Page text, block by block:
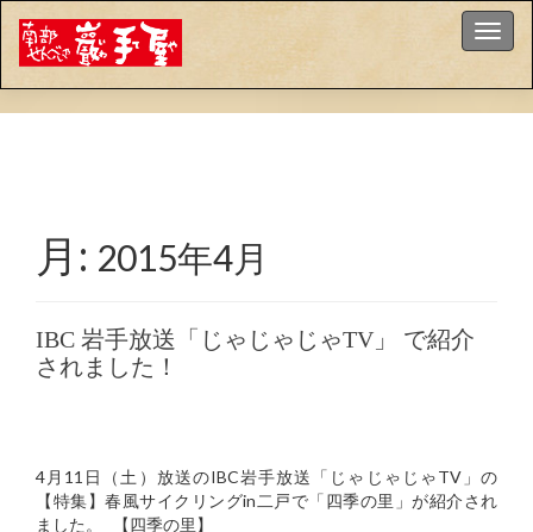
ナビ
月: 2015年4月
IBC 岩手放送「じゃじゃじゃTV」 で紹介
されました！
4月11日（土）放送のIBC岩手放送「じゃじゃじゃTV」の
【特集】春風サイクリングin二戸で「四季の里」が紹介され
ました。 【四季の里】